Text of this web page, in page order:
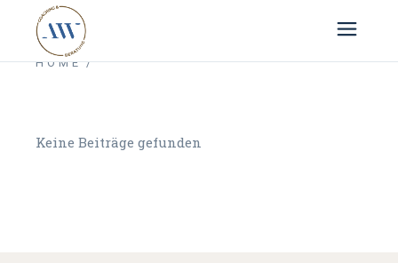
HOME
Keine Beiträge gefunden